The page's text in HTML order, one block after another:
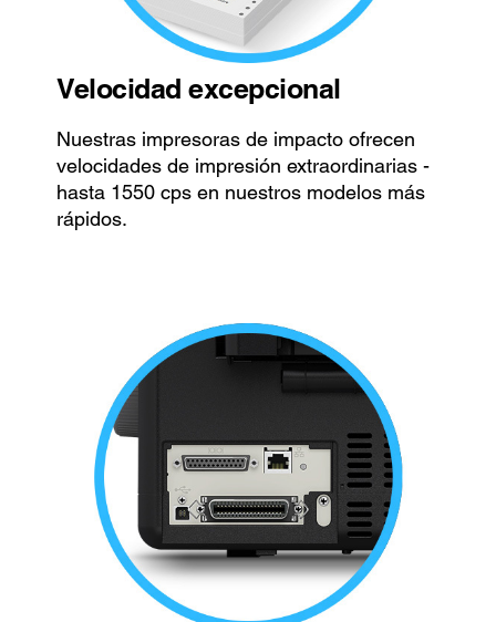
Velocidad excepcional
Nuestras impresoras de impacto ofrecen
velocidades de impresión extraordinarias -
hasta 1550 cps en nuestros modelos más
rápidos.